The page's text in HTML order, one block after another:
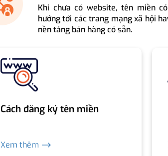
Khi chưa có website, tên miền
hướng tới các trang mạng xã hội
nền tảng bán hàng có sẵn.
Cách đăng ký tên miền
Xem thêm ⟶